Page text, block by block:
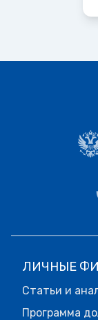
ЛИЧНЫЕ
Статьи и
Программа